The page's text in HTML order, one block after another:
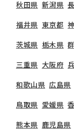
秋田県 新潟県
福井県 東京都
茨城県 栃木県
三重県 大阪府
和歌山県 広島県
鳥取県 愛媛県
熊本県 鹿児島県